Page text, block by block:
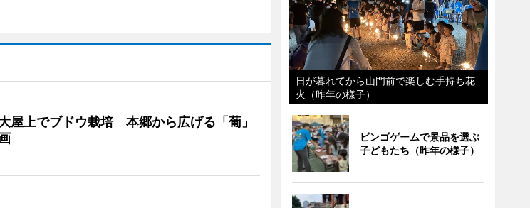
屋上でブドウ栽培 本郷から広げる「葡」
日が暮れてから山門前で楽しむ手持ち花
火（昨年の様子）
ビンゴゲームで景品を選ぶ
子どもたち（昨年の様子）